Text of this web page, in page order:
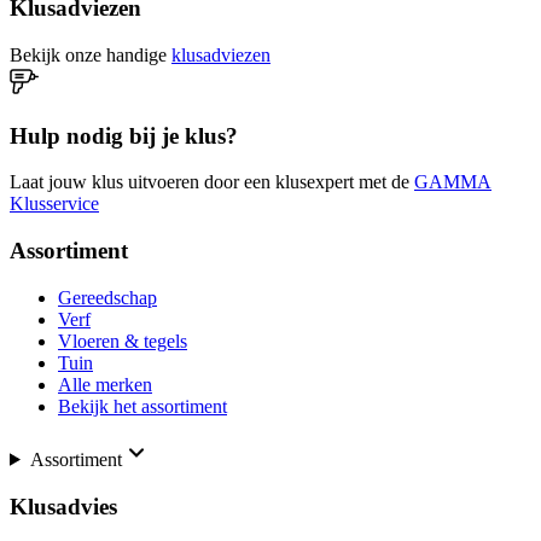
Klusadviezen
Bekijk onze handige klusadviezen
Hulp nodig bij je klus?
Laat jouw klus uitvoeren door een klusexpert met de GAMMA
Klusservice
Assortiment
Gereedschap
Verf
Vloeren & tegels
Tuin
Alle merken
Bekijk het assortiment
Assortiment
Klusadvies